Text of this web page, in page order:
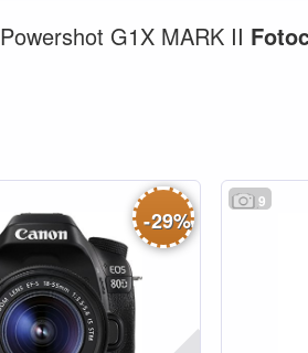
Powershot G1X MARK II
-29%
9